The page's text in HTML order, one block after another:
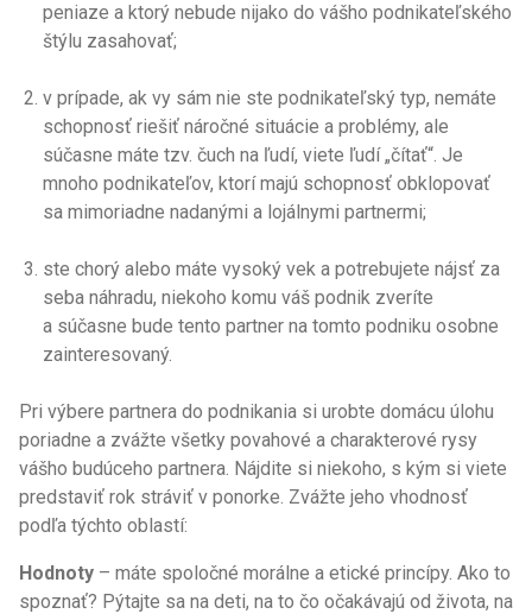
peniaze a ktorý nebude nijako do vášho podnikateľského
štýlu zasahovať;
v prípade, ak vy sám nie ste podnikateľský typ, nemáte
schopnosť riešiť náročné situácie a problémy, ale
súčasne máte tzv. čuch na ľudí, viete ľudí „čítať“. Je
mnoho podnikateľov, ktorí majú schopnosť obklopovať
sa mimoriadne nadanými a lojálnymi partnermi;
ste chorý alebo máte vysoký vek a potrebujete nájsť za
seba náhradu, niekoho komu váš podnik zveríte
a súčasne bude tento partner na tomto podniku osobne
zainteresovaný.
Pri výbere partnera do podnikania si urobte domácu úlohu
poriadne a zvážte všetky povahové a charakterové rysy
vášho budúceho partnera. Nájdite si niekoho, s kým si viete
predstaviť rok stráviť v ponorke. Zvážte jeho vhodnosť
podľa týchto oblastí:
Hodnoty – máte spoločné morálne a etické princípy. Ako to
spoznať? Pýtajte sa na deti, na to čo očakávajú od života, na